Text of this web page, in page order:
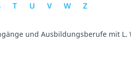
T U V W Z
und Ausbildungsberufe mit